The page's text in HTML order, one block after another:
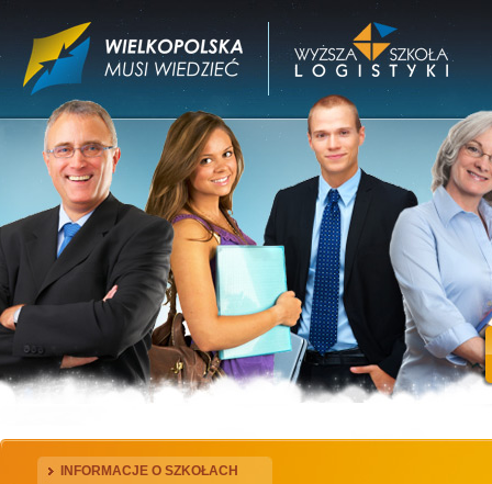
INFORMACJE O SZKOŁACH